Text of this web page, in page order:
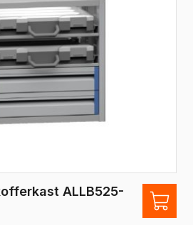
ALLB525-